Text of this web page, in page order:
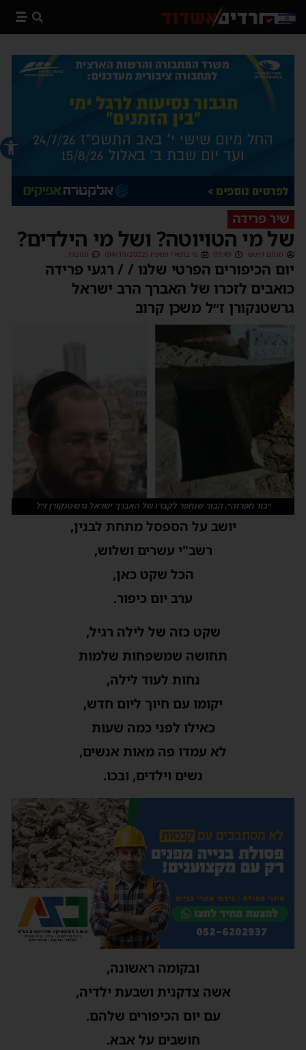
פתח
שיר פרידה
של מי הטויוטה? ושל מי הילדים?
מנחם דויטש 09:49 ט׳ בתשרי תשפ״ג (04/10/2022) תגובות
יום הכיפורים הפרטי שלנו / / רגעי פרידה
כואבים לזכרו של האברך הרב ישראל
גרשטנקורן ז״ל משכן קרוב
״בור חפרוה״, הבור שנחפר לקברו של האברך ישראל גרשטנקורן ז״ל
יושב על הספסל מתחת לבנין,
רשב"י עשרים ושלוש,
הכל שקט כאן,
ערב יום כיפור.
שקט כזה של לילה רגיל,
תחושה שמשפחות שלמות
נחות לעוד לילה,
יקומו עם חיוך ליום חדש,
כאילו לפני כמה שעות
לא עמדו פה מאות אנשים,
נשים וילדים, ובכו.
ובקומה ראשונה,
אשה צדקנית ושבעת ילדיה,
עם יום הכיפורים שלהם.
חושבים על אבא.